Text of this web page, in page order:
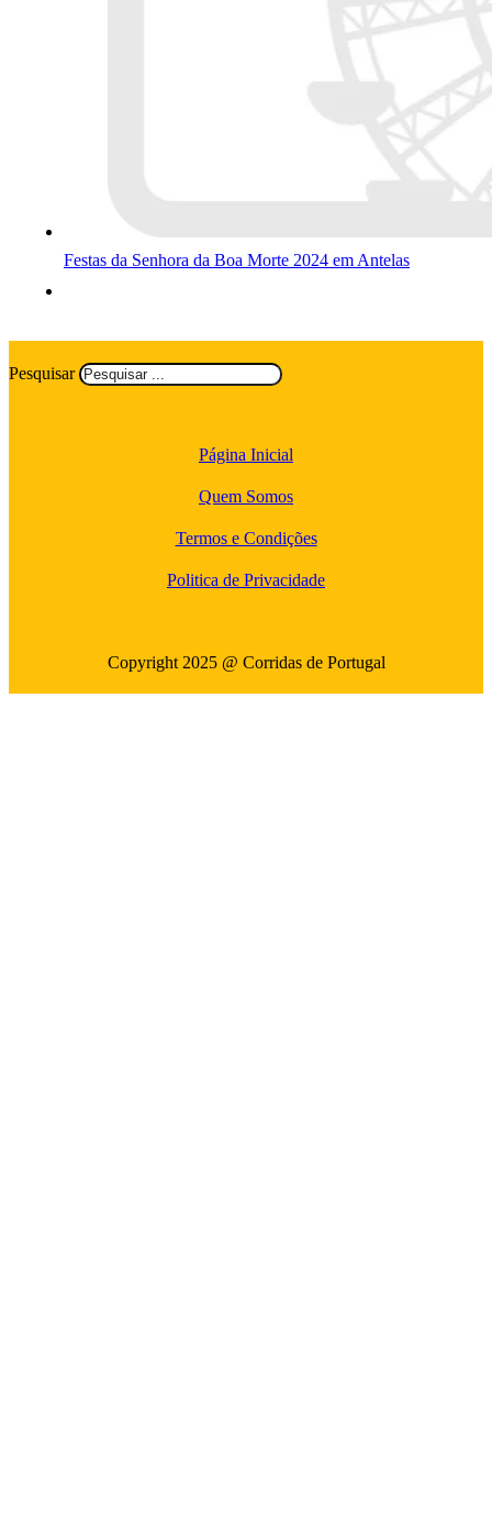
Festas da Senhora da Boa Morte 2024 em Antelas
Pesquisar
Página Inicial
Quem Somos
Termos e Condições
Politica de Privacidade
Copyright 2025 @ Corridas de Portugal